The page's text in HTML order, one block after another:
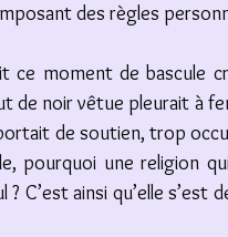
des règles
ce moment de bascule
de noir vêtue pleurait à
de soutien, trop
pourquoi une religion
C’est ainsi qu’elle s’est